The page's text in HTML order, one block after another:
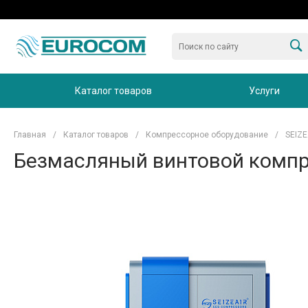
Каталог товаров Услуги
Главная / Каталог товаров / Компрессорное оборудование /
Безмасляный винтовой